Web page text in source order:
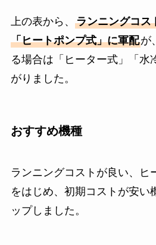
上の表から、 ランニングコス
「ヒートポンプ式」に軍配が
る場合は「ヒーター式」「水
がりました。
おすすめ機種
ランニングコストが良い、ヒ
をはじめ、初期コストが安い
ップしました。